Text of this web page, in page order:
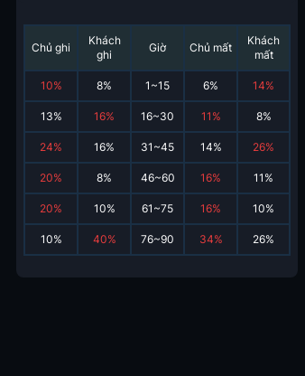
Chủ ghi
Khách
ghi
Giờ Chủ mất
Khách
mất
10% 8% 1~15 6% 14%
13% 16% 16~30 11 % 8%
24% 16% 31~45 14% 26%
20% 8% 46~60 16% 11 %
20% 10% 61~75 16% 10%
10% 40% 76~90 34% 26%